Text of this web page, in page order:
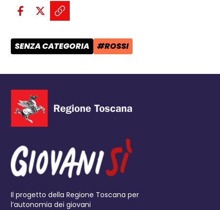
Condividi sui social:
Condividi su Facebook - apre
Condividi su X - apre una
Copia il link e condividi -
CATEGORIA POST:
SENZA CATEGORIA TAG:
#ROSSI
Il progetto della Regione Toscana per
l’autonomia dei giovani